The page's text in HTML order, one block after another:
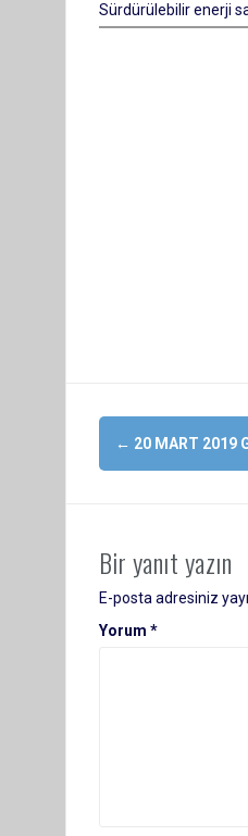
Sürdürülebilir enerji
Yazı
dolaşımı
← 20 MART 2019
Bir yanıt yazın
E-posta adresiniz
Yorum *